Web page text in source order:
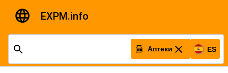
EXPM.info
Аптеки ES